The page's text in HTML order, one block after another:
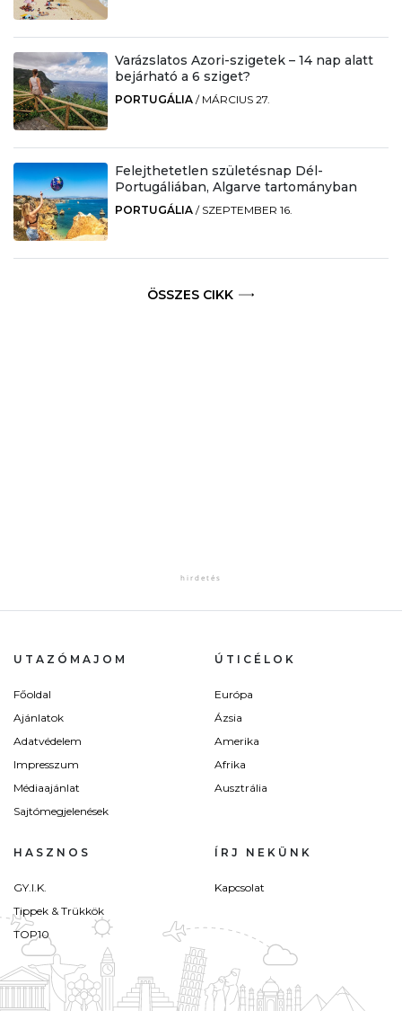
Varázslatos Azori-szigetek – 14 nap alatt
bejárható a 6 sziget?
PORTUGÁLIA / MÁRCIUS 27.
Felejthetetlen születésnap Dél-
Portugáliában, Algarve tartományban
PORTUGÁLIA / SZEPTEMBER 16.
ÖSSZES CIKK
UTAZÓMAJOM
Főoldal
Ajánlatok
Adatvédelem
Impresszum
Médiaajánlat
Sajtómegjelenések
ÚTICÉLOK
Európa
Ázsia
Amerika
Afrika
Ausztrália
HASZNOS
GY.I.K.
Tippek & Trükkök
TOP10
ÍRJ NEKÜNK
Kapcsolat